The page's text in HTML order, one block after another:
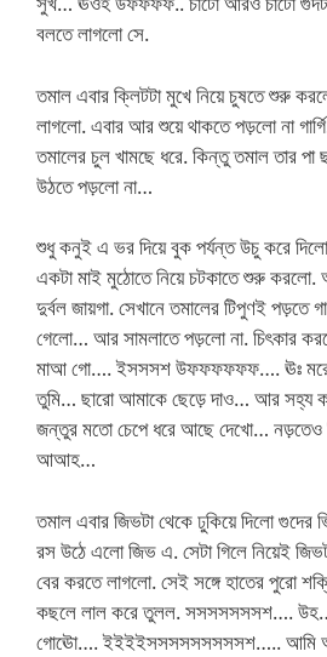
বলতে লাগলো সে.
তমাল এবার ক্লিটটা মুখে নিয়ে চুষতে শুরু
লাগলো. এবার আর শুয়ে থাকতে পড়লো না
তমালের চুল খামছে ধরে. কিন্তু তমাল তার পা
উঠতে পড়লো না…
শুধু কনুই এ ভর দিয়ে বুক পর্যন্ত উচু করে দিলো.
একটা মাই মুঠোতে নিয়ে চটকাতে শুরু করলো.
দুর্বল জায়গা. সেখানে তমালের টিপুণই পড়তে
গেলো… আর সামলাতে পড়লো না. চিৎকার
মাআ গো…. ইসসসশ উফফফফফফ…. ঊঃ
তুমি… ছারো আমাকে ছেড়ে দাও… আর সহ্য
জন্তুর মতো চেপে ধরে আছে দেখো… নড়তেও
আআহ…
তমাল এবার জিভটা থেকে ঢুকিয়ে দিলো
রস উঠে এলো জিভ এ. সেটা গিলে নিয়েই
বের করতে লাগলো. সেই সঙ্গে হাতের পুরো
কছলে লাল করে তুলল. সসসসসসসশ….
গোঊো…. ইইইইসসসসসসসসসশ….. আমি